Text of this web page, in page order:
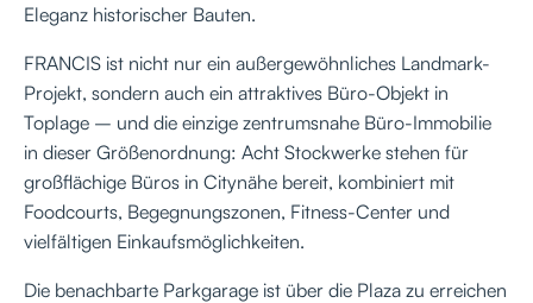
Eleganz historischer Bauten.
FRANCIS ist nicht nur ein außergewöhnliches Landmark-
Projekt, sondern auch ein attraktives Büro-Objekt in
Toplage – und die einzige zentrumsnahe Büro-Immobilie
in dieser Größenordnung: Acht Stockwerke stehen für
großflächige Büros in Citynähe bereit, kombiniert mit
Foodcourts, Begegnungszonen, Fitness-Center und
vielfältigen Einkaufsmöglichkeiten.
Die benachbarte Parkgarage ist über die Plaza zu erreichen